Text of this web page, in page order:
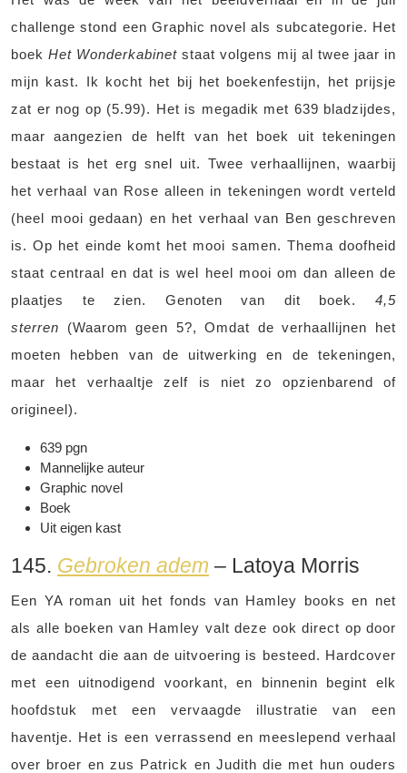
challenge stond een Graphic novel als subcategorie. Het
boek Het Wonderkabinet staat volgens mij al twee jaar in
mijn kast. Ik kocht het bij het boekenfestijn, het prijsje
zat er nog op (5.99). Het is megadik met 639 bladzijdes,
maar aangezien de helft van het boek uit tekeningen
bestaat is het erg snel uit. Twee verhaallijnen, waarbij
het verhaal van Rose alleen in tekeningen wordt verteld
(heel mooi gedaan) en het verhaal van Ben geschreven
is. Op het einde komt het mooi samen. Thema doofheid
staat centraal en dat is wel heel mooi om dan alleen de
plaatjes te zien. Genoten van dit boek. 4,5
sterren (Waarom geen 5?, Omdat de verhaallijnen het
moeten hebben van de uitwerking en de tekeningen,
maar het verhaaltje zelf is niet zo opzienbarend of
origineel).
639 pgn
Mannelijke auteur
Graphic novel
Boek
Uit eigen kast
145. Gebroken adem – Latoya Morris
Een YA roman uit het fonds van Hamley books en net
als alle boeken van Hamley valt deze ook direct op door
de aandacht die aan de uitvoering is besteed. Hardcover
met een uitnodigend voorkant, en binnenin begint elk
hoofdstuk met een vervaagde illustratie van een
haventje. Het is een verrassend en meeslepend verhaal
over broer en zus Patrick en Judith die met hun ouders